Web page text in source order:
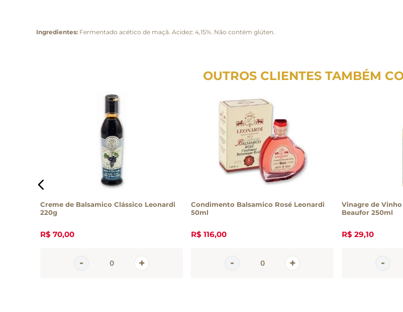
Ingredientes: Fermentado acético de maçã. Acidez: 4,15%. Não contém glúten.
OUTROS CLIENTES TAMBÉM
Creme de Balsamico Clássico Leonardi
220g
R$ 70,00
Condimento Balsamico Rosé Leonardi
50ml
R$ 116,00
Vinagre de
Beaufor 250ml
R$ 29,10